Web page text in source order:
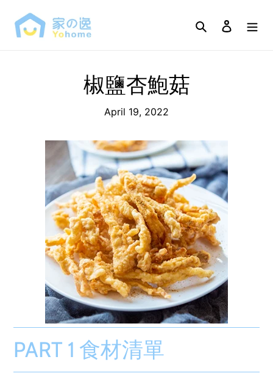
content
Search Log in
椒鹽杏鮑菇
April 19, 2022
PART 1 食材清單